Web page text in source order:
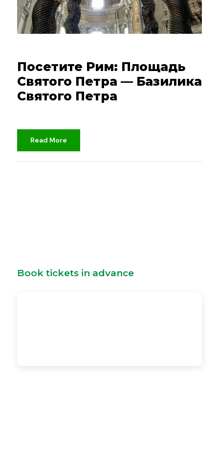
Посетите Рим: Площадь
Святого Петра — Базилика
Святого Петра
Read More
Book tickets in advance